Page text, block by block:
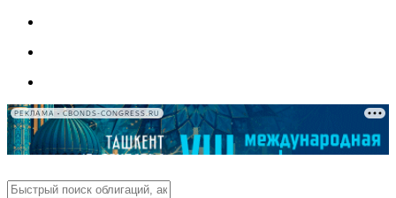
РЕКЛАМА • CBONDS-CONGRESS.RU